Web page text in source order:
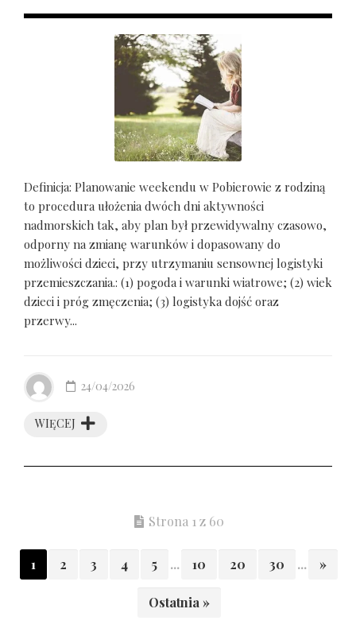
Definicja: Planowanie weekendu w Pobierowie z rodziną
to procedura ułożenia dwóch dni aktywności
nadmorskich tak, aby plan był przewidywalny czasowo,
odporny na zmianę warunków i dopasowany do
możliwości dzieci, przy utrzymaniu sensownej logistyki
przemieszczania.: (1) pogoda i warunki wiatrowe; (2) wiek
dzieci i próg zmęczenia; (3) logistyka dojść oraz
przerwy...
WIĘCEJ
24/04/2026
Strona 1 z 60
1 2 3 4 5 ... 10 20 30 ... »
Ostatnia »